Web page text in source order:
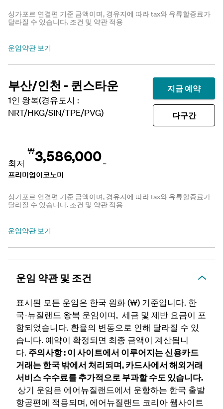
싱가포르 연결편 기준 금액이며, 경유지에 따라 tax와 유류할증료가
달라질 수 있습니다. 조건 및 약관 적용
운임약관 보기
지금 예약
다구간
부산/인천 - 퀸스타운
1인 왕복(경유도시 :
NRT/HKG/SIN/TPE/PVG)
최저
₩3,586,000~
프리미엄이코노미
싱가포르 연결편 기준 금액이며, 경유지에 따라 tax와 유류할증료가
달라질 수 있습니다. 조건 및 약관 적용
운임약관 보기
운임 약관 및 조건
표시된 모든 운임은 한국 원화 (₩) 기준입니다. 한
국-뉴질랜드 왕복 운임이며, 세금 및 제반 요금이 포
함되었습니다. 환율의 변동으로 인해 달라질 수 있
습니다. 예약이 확정되면 최종 금액이 계산됩니
다. 주의사항 : 이 사이트에서 이루어지는 신용카드
거래는 한국 밖에서 처리되며, 카드사에서 해외거래
서비스 수수료를 추가적으로 부과할 수도 있습니다.
상기 운임은 에어뉴질랜드에서 운항하는 한국 출발
항공편에 적용되며, 에어뉴질랜드 코리아 웹사이트